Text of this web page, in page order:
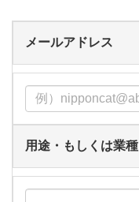
メールアドレス
用途・もしくは業種